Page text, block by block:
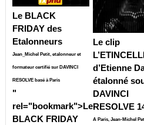
Le BLACK
FRIDAY des
Etalonneurs
Jean_Michel Petit, etalonneur et
formateur certifié sur DAVINCI
RESOLVE basé à Paris
"
rel="bookmark">Le
BLACK FRIDAY
Le clip
d’Etienne
étalonné
DAVINCI
RESOLVE
A Paris, Jean-Michel